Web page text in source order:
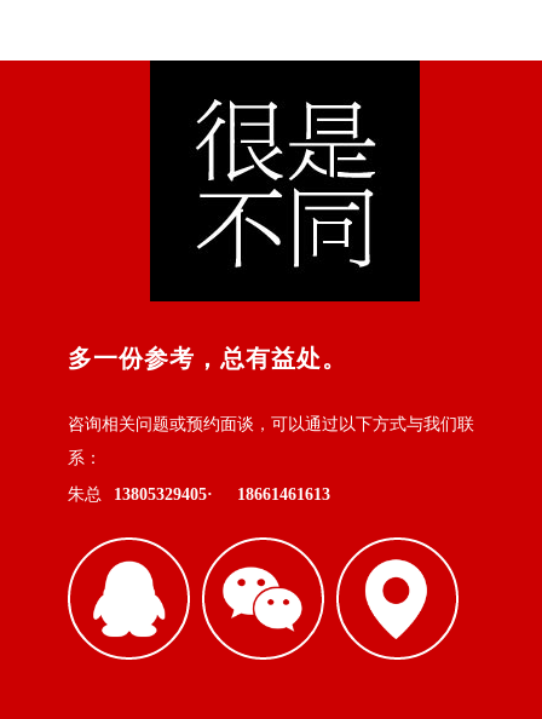
多一份参考，总有益处。
咨询相关问题或预约面谈，可以通过以下方式与我们联
系：
朱总
13805329405· 18661461613